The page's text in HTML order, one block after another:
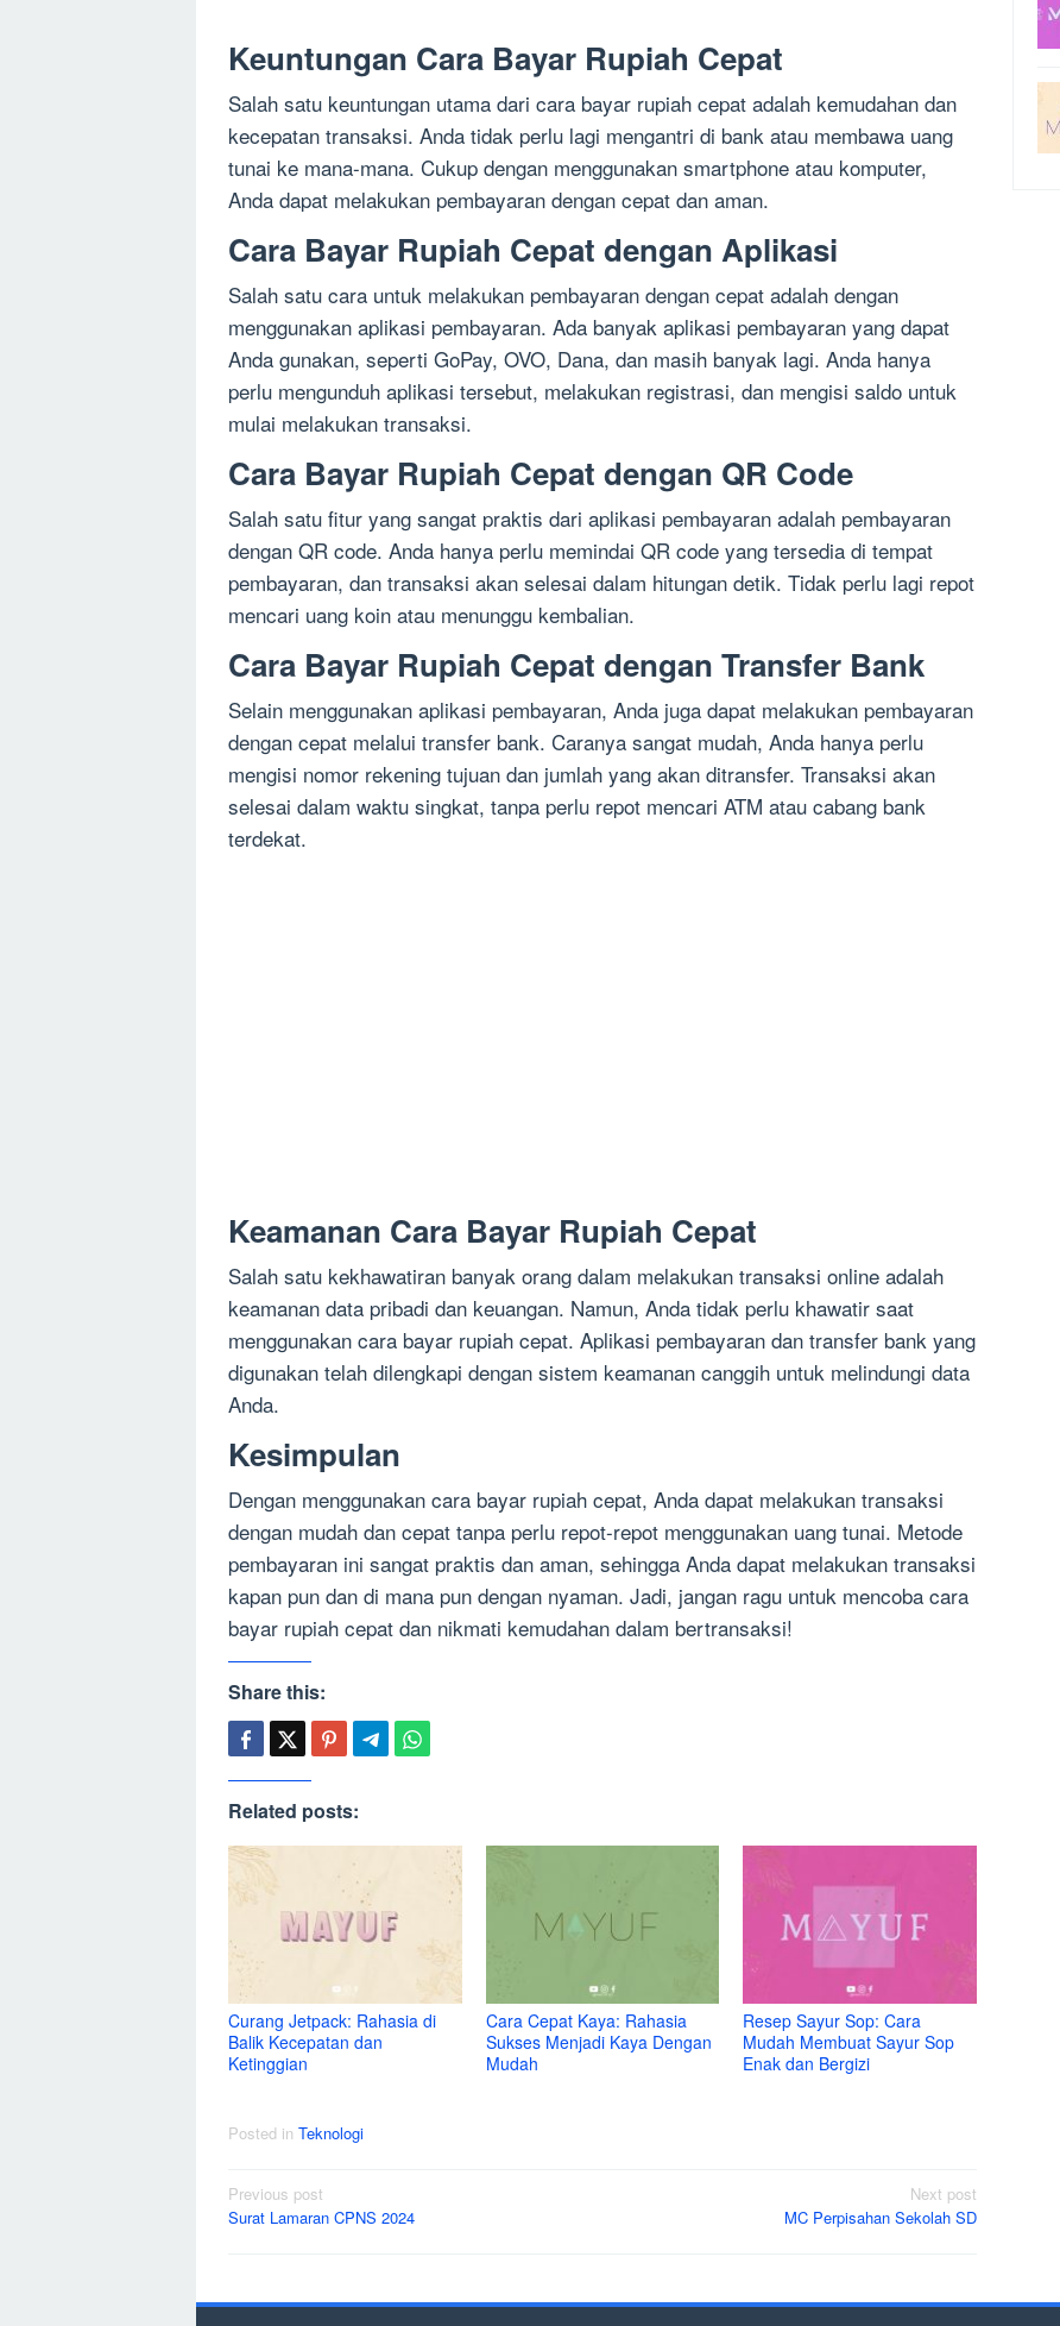
Keuntungan Cara Bayar Rupiah Cepat
Salah satu keuntungan utama dari cara bayar rupiah cepat adalah kemudahan dan
kecepatan transaksi. Anda tidak perlu lagi mengantri di bank atau membawa uang
tunai ke mana-mana. Cukup dengan menggunakan smartphone atau komputer,
Anda dapat melakukan pembayaran dengan cepat dan aman.
Cara Bayar Rupiah Cepat dengan Aplikasi
Salah satu cara untuk melakukan pembayaran dengan cepat adalah dengan
menggunakan aplikasi pembayaran. Ada banyak aplikasi pembayaran yang dapat
Anda gunakan, seperti GoPay, OVO, Dana, dan masih banyak lagi. Anda hanya
perlu mengunduh aplikasi tersebut, melakukan registrasi, dan mengisi saldo untuk
mulai melakukan transaksi.
Cara Bayar Rupiah Cepat dengan QR Code
Salah satu fitur yang sangat praktis dari aplikasi pembayaran adalah pembayaran
dengan QR code. Anda hanya perlu memindai QR code yang tersedia di tempat
pembayaran, dan transaksi akan selesai dalam hitungan detik. Tidak perlu lagi repot
mencari uang koin atau menunggu kembalian.
Cara Bayar Rupiah Cepat dengan Transfer Bank
Selain menggunakan aplikasi pembayaran, Anda juga dapat melakukan pembayaran
dengan cepat melalui transfer bank. Caranya sangat mudah, Anda hanya perlu
mengisi nomor rekening tujuan dan jumlah yang akan ditransfer. Transaksi akan
selesai dalam waktu singkat, tanpa perlu repot mencari ATM atau cabang bank
terdekat.
Keamanan Cara Bayar Rupiah Cepat
Salah satu kekhawatiran banyak orang dalam melakukan transaksi online adalah
keamanan data pribadi dan keuangan. Namun, Anda tidak perlu khawatir saat
menggunakan cara bayar rupiah cepat. Aplikasi pembayaran dan transfer bank yang
digunakan telah dilengkapi dengan sistem keamanan canggih untuk melindungi data
Anda.
Kesimpulan
Dengan menggunakan cara bayar rupiah cepat, Anda dapat melakukan transaksi
dengan mudah dan cepat tanpa perlu repot-repot menggunakan uang tunai. Metode
pembayaran ini sangat praktis dan aman, sehingga Anda dapat melakukan transaksi
kapan pun dan di mana pun dengan nyaman. Jadi, jangan ragu untuk mencoba cara
bayar rupiah cepat dan nikmati kemudahan dalam bertransaksi!
Share this:
Related posts:
Curang Jetpack: Rahasia di
Balik Kecepatan dan
Ketinggian
Cara Cepat Kaya: Rahasia
Sukses Menjadi Kaya Dengan
Mudah
Resep Sayur Sop: Cara
Mudah Membuat Sayur Sop
Enak dan Bergizi
Posted in Teknologi
Post
navigation
Previous post
Surat Lamaran CPNS 2024
Next post
MC Perpisahan Sekolah SD